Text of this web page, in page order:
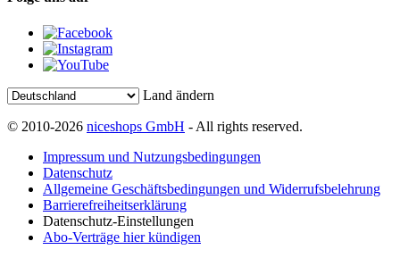
Land ändern
© 2010-2026 niceshops GmbH - All rights reserved.
Impressum und Nutzungsbedingungen
Datenschutz
Allgemeine Geschäftsbedingungen und Widerrufsbelehrung
Barrierefreiheitserklärung
Datenschutz-Einstellungen
Abo-Verträge hier kündigen